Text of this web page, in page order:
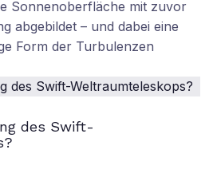
Sonnenoberfläche mit zuvor
abgebildet – und dabei eine
Form der Turbulenzen
des Swift-